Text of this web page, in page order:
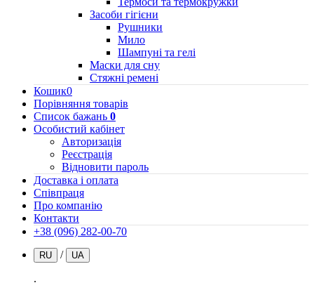
Засоби гігієни
Рушники
Мило
Шампуні та гелі
Маски для сну
Стяжні ремені
Кошик0
Порівняння товарів
Список бажань 0
Особистий кабінет
Авторизація
Реєстрація
Відновити пароль
Доставка і оплата
Співпраця
Про компанію
Контакти
+38 (096) 282-00-70
RU / UA
.